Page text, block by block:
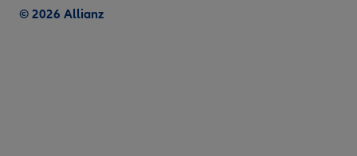
© 2026 Allianz